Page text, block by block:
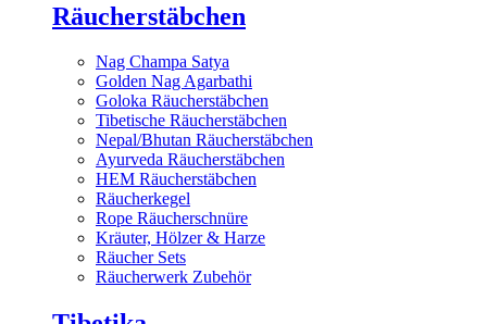
Räucherstäbchen
Nag Champa Satya
Golden Nag Agarbathi
Goloka Räucherstäbchen
Tibetische Räucherstäbchen
Nepal/Bhutan Räucherstäbchen
Ayurveda Räucherstäbchen
HEM Räucherstäbchen
Räucherkegel
Rope Räucherschnüre
Kräuter, Hölzer & Harze
Räucher Sets
Räucherwerk Zubehör